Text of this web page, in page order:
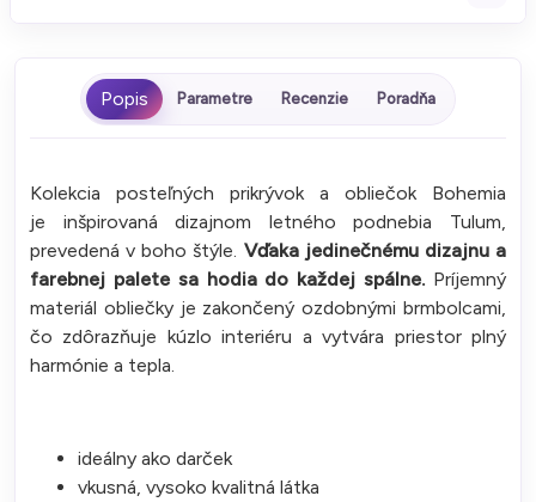
Parametre Recenzie Poradňa
Kolekcia posteľných prikrývok a obliečok Bohemia
je inšpirovaná dizajnom letného podnebia Tulum,
prevedená v boho štýle. Vďaka jedinečnému dizajnu a
farebnej palete sa hodia do každej spálne. Príjemný
materiál obliečky je zakončený ozdobnými brmbolcami,
čo zdôrazňuje kúzlo interiéru a vytvára priestor plný
harmónie a tepla.
ideálny ako darček
vkusná, vysoko kvalitná látka